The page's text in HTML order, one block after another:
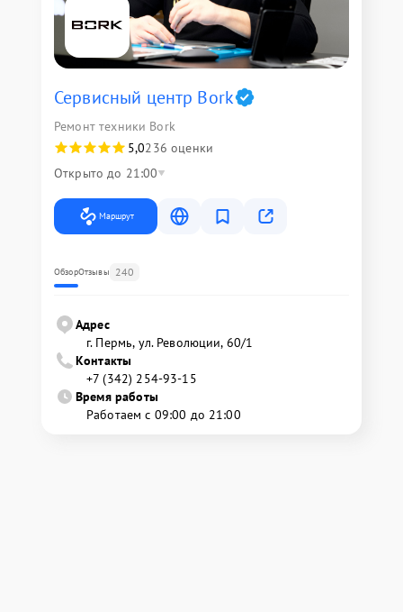
Сервисный центр Bork
Ремонт техники Bork
5,0236 оценки
Открыто до 21:00
Маршрут
ОбзорОтзывы 240
Адрес
г. Пермь, ул. ​Революции, 60/1
Контакты
+7 (342) 254-93-15
Время работы
Работаем с 09:00 до 21:00